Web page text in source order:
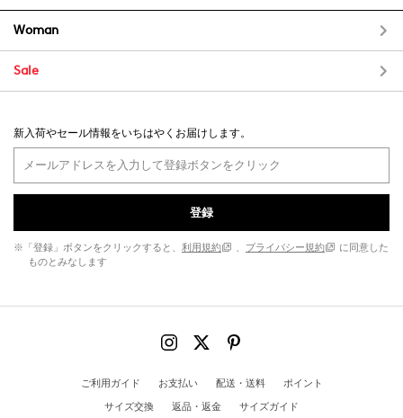
Woman
Sale
新入荷やセール情報をいちはやくお届けします。
登録
※「登録」ボタンをクリックすると、 利用規約 、 プライバシー規約
に同意した
ものとみなします
ご利用ガイド お支払い 配送・送料
ポイント
サイズ交換
返品・返金 サイズガイド